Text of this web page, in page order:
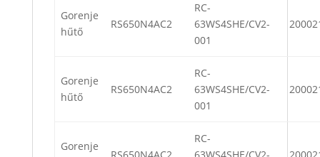
Gorenje
hűtő
RS650N4AC2
RC-
63WS4SHE/CV2-
001
Gorenje
hűtő
RS650N4AC2
RC-
63WS4SHE/CV2-
001
Gorenje
RC-